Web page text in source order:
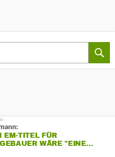
EM-TITEL FÜR
WÄRE "EINE…